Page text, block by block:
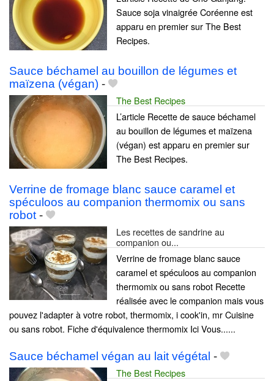
Sauce soja vinaigrée Coréenne est
apparu en premier sur The Best
Recipes.
Sauce béchamel au bouillon de légumes et
maïzena (végan) -
The Best Recipes
L’article Recette de sauce béchamel
au bouillon de légumes et maïzena
(végan) est apparu en premier sur
The Best Recipes.
Verrine de fromage blanc sauce caramel et
spéculoos au companion thermomix ou sans
robot -
Les recettes de sandrine au
companion ou...
Verrine de fromage blanc sauce
caramel et spéculoos au companion
thermomix ou sans robot Recette
réalisée avec le companion mais vous
pouvez l'adapter à votre robot, thermomix, i cook'in, mr Cuisine
ou sans robot. Fiche d'équivalence thermomix Ici Vous......
Sauce béchamel végan au lait végétal -
The Best Recipes